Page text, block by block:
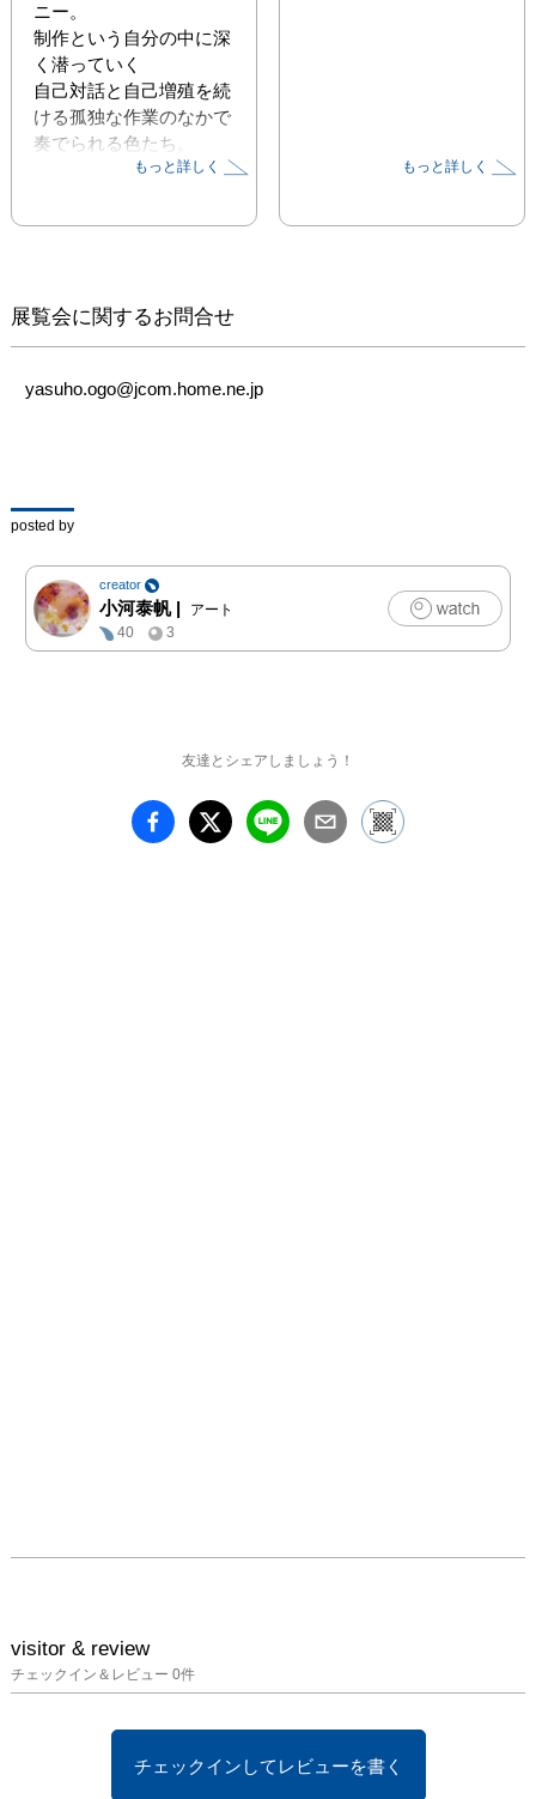
ニー。
制作という自分の中に深
く潜っていく
自己対話と自己増殖を続
ける孤独な作業のなかで
奏でられる色たち。
この色たちはあなたに届
この色たちはあなたの中
何かを感じていただける
と幸いです。
Tokyo 2F ACT5
今回の個展『色を奏で
る』は色彩をテーマにし
た作品を制作。心地よく
空間に浮かび漂うよう
もっと詳しく もっと詳しく
展覧会に関するお問合せ
yasuho.ogo@jcom.home.ne.jp
posted by
creator
小河泰帆|
アート
40
3
友達とシェアしましょう！
visitor & review
チェックイン＆レビュー 0件
チェックインしてレビューを書く